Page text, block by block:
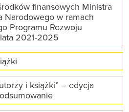
finansowych Ministra
Narodowego w ramach
Programu Rozwoju
2021-2025
i książki” – edycja